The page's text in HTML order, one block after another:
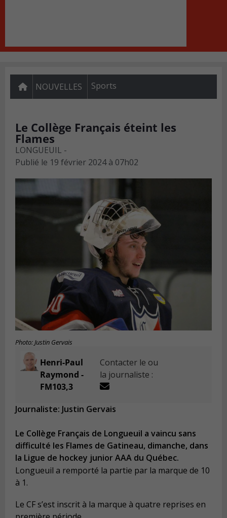
NOUVELLES Sports
Le Collège Français éteint les
Flames
LONGUEUIL -
Publié le 19 février 2024 à 07h02
Photo: Justin Gervais
Henri-Paul
Raymond -
FM103,3
Contacter le ou
la journaliste :
Journaliste: Justin Gervais
Le Collège Français de Longueuil a vaincu sans
difficulté les Flames de Gatineau, dimanche, dans
la Ligue de hockey junior AAA du Québec.
Longueuil a remporté la partie par la marque de 10
à 1.
Le CF s’est inscrit à la marque à quatre reprises en